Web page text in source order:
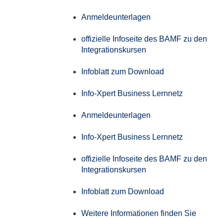
Anmeldeunterlagen
offizielle Infoseite des BAMF zu den
Integrationskursen
Infoblatt zum Download
Info-Xpert Business Lernnetz
Anmeldeunterlagen
Info-Xpert Business Lernnetz
offizielle Infoseite des BAMF zu den
Integrationskursen
Infoblatt zum Download
Weitere Informationen finden Sie